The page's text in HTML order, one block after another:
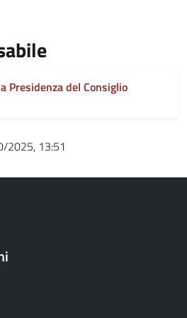
Presidenza del Consiglio
2025, 13:51